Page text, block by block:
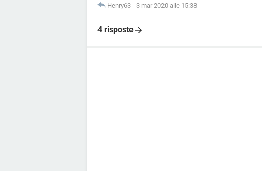
Henry63 - 3 mar 2020 alle 15:38
4 risposte